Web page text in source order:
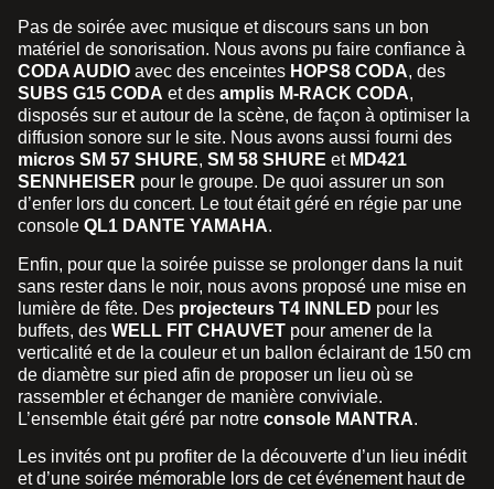
Pas de soirée avec musique et discours sans un bon
matériel de sonorisation. Nous avons pu faire confiance à
CODA AUDIO avec des enceintes HOPS8 CODA, des
SUBS G15 CODA et des amplis M-RACK CODA,
disposés sur et autour de la scène, de façon à optimiser la
diffusion sonore sur le site. Nous avons aussi fourni des
micros SM 57 SHURE, SM 58 SHURE et MD421
SENNHEISER pour le groupe. De quoi assurer un son
d’enfer lors du concert. Le tout était géré en régie par une
console QL1 DANTE YAMAHA.
Enfin, pour que la soirée puisse se prolonger dans la nuit
sans rester dans le noir, nous avons proposé une mise en
lumière de fête. Des projecteurs T4 INNLED pour les
buffets, des WELL FIT CHAUVET pour amener de la
verticalité et de la couleur et un ballon éclairant de 150 cm
de diamètre sur pied afin de proposer un lieu où se
rassembler et échanger de manière conviviale.
L’ensemble était géré par notre console MANTRA.
Les invités ont pu profiter de la découverte d’un lieu inédit
et d’une soirée mémorable lors de cet événement haut de